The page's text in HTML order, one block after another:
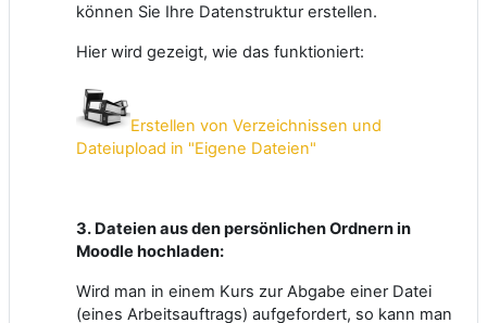
können Sie Ihre Datenstruktur erstellen.
Hier wird gezeigt, wie das funktioniert:
Erstellen von Verzeichnissen und
Dateiupload in "Eigene Dateien"
3. Dateien aus den persönlichen Ordnern in
Moodle hochladen:
Wird man in einem Kurs zur Abgabe einer Datei
(eines Arbeitsauftrags) aufgefordert, so kann man